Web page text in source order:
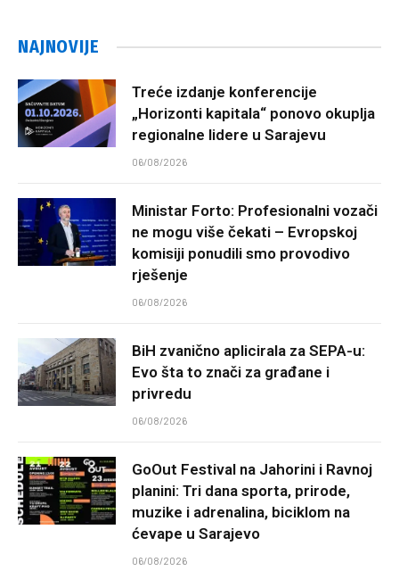
NAJNOVIJE
Treće izdanje konferencije
„Horizonti kapitala“ ponovo okuplja
regionalne lidere u Sarajevu
06/08/2026
Ministar Forto: Profesionalni vozači
ne mogu više čekati – Evropskoj
komisiji ponudili smo provodivo
rješenje
06/08/2026
BiH zvanično aplicirala za SEPA-u:
Evo šta to znači za građane i
privredu
06/08/2026
GoOut Festival na Jahorini i Ravnoj
planini: Tri dana sporta, prirode,
muzike i adrenalina, biciklom na
ćevape u Sarajevo
06/08/2026